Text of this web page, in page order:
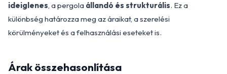
ideiglenes, a pergola állandó és strukturális. Ez a
különbség határozza meg az áraikat, a szerelési
körülményeket és a felhasználási eseteket is.
Árak összehasonlítása